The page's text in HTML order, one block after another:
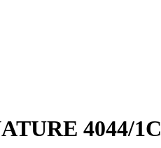
4044/1C